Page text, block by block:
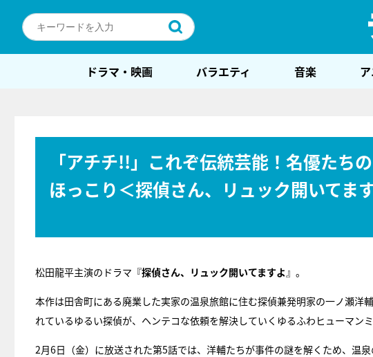
ドラマ・映画 バラエティ 音楽
「アチチ!!」これぞ伝統芸能！名優たち
ほっこり＜探偵さん、リュック開いてま
松田龍平主演のドラマ『探偵さん、リュック開いてますよ』。
本作は田舎町にある廃業した実家の温泉旅館に住む探偵兼発明家の一ノ瀬洋
れているゆるい探偵が、ヘンテコな依頼を解決していくゆるふわヒューマンミ
2月6日（金）に放送された第5話では、洋輔たちが事件の謎を解くため、温